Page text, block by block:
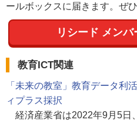
ールボックスに届きます。ぜ
リシード メンバ
教育ICT関連
「未来の教室」教育データ利
ィプラス採択
経済産業省は2022年9月5日